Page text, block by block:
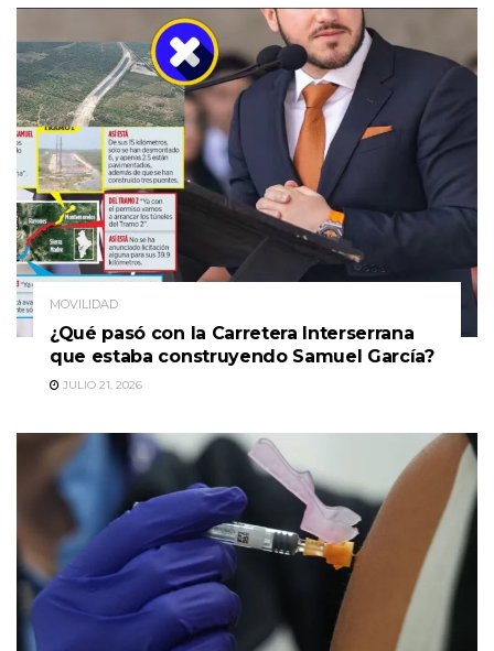
MOVILIDAD
¿Qué pasó con la Carretera Interserrana
que estaba construyendo Samuel García?
JULIO 21, 2026